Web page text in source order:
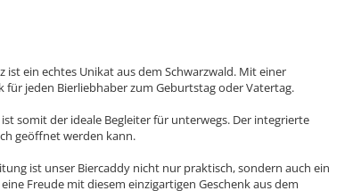
ein echtes Unikat aus dem Schwarzwald. Mit einer
jeden Bierliebhaber zum Geburtstag oder Vatertag.
somit der ideale Begleiter für unterwegs. Der integrierte
geöffnet werden kann.
ist unser Biercaddy nicht nur praktisch, sondern auch ein
Freude mit diesem einzigartigen Geschenk aus dem